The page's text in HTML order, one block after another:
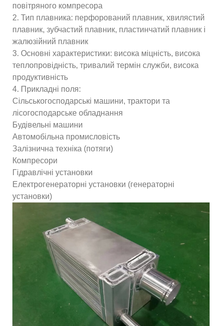
повітряного компресора
2. Тип плавника: перфорований плавник, хвилястий
плавник, зубчастий плавник, пластинчатий плавник і
жалюзійний плавник
3. Основні характеристики: висока міцність, висока
теплопровідність, тривалий термін служби, висока
продуктивність
4. Прикладні поля:
Сільськогосподарські машини, трактори та
лісогосподарське обладнання
Будівельні машини
Автомобільна промисловість
Залізнична техніка (потяги)
Компресори
Гідравлічні установки
Електрогенераторні установки (генераторні
установки)